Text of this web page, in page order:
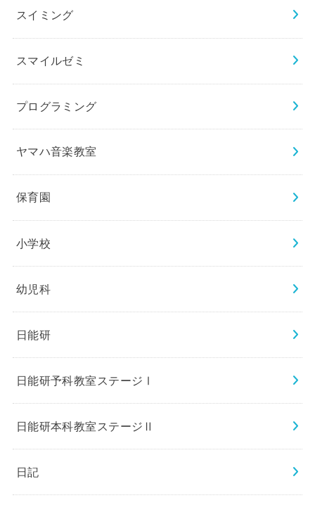
スイミング
スマイルゼミ
プログラミング
ヤマハ音楽教室
保育園
小学校
幼児科
日能研
日能研予科教室ステージⅠ
日能研本科教室ステージⅡ
日記